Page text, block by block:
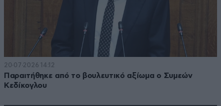
20·07·2026 14:12
Παραιτήθηκε από το βουλευτικό αξίωμα ο Συμεών
Κεδίκογλου